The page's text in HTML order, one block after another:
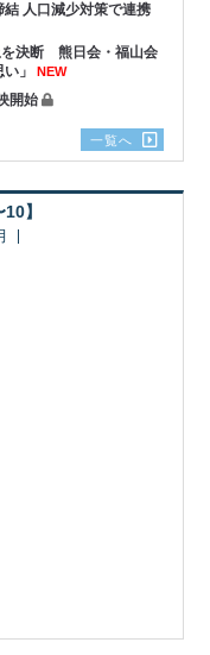
人口減少対策で連携
決断 熊日会・福山会
」
NEW
開始
一覧へ
】